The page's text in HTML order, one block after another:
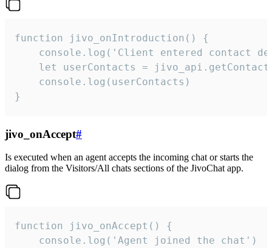
function jivo_onIntroduction() {
console.log('Client entered contact
let userContacts =
    console.log(userContacts)
}
jivo_onAccept#
Is executed when an agent accepts the incoming chat or starts the
dialog from the Visitors/All chats sections of the JivoChat app.
function jivo_onAccept() {